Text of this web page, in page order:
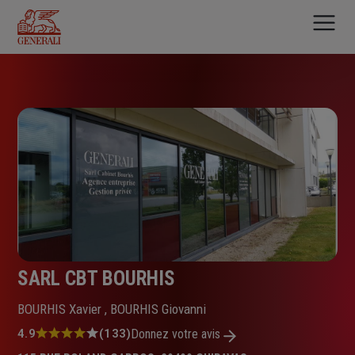
contenu
principal
SARL CBT BOURHIS
BOURHIS Xavier , BOURHIS Giovanni
Note
4.9 (133)Donnez votre avis